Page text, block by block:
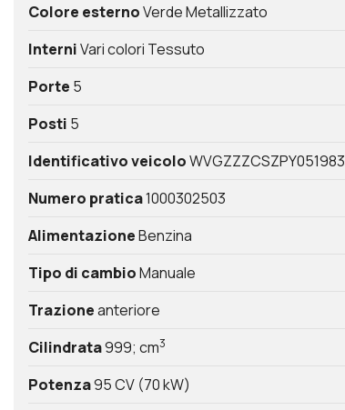
Colore esternoVerde Metallizzato
InterniVari colori Tessuto
Porte 5
Posti 5
Identificativo veicoloWVGZZZCSZPY051983
Numero pratica1000302503
AlimentazioneBenzina
Tipo di cambioManuale
Trazioneanteriore
Cilindrata999; cm3
Potenza95 CV (70 kW)